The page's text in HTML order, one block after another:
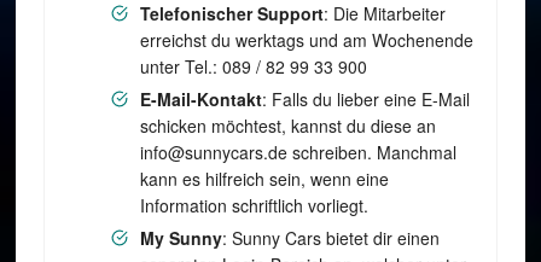
Telefonischer Support: Die Mitarbeiter
erreichst du werktags und am Wochenende
unter Tel.: 089 / 82 99 33 900
E-Mail-Kontakt: Falls du lieber eine E-Mail
schicken möchtest, kannst du diese an
info@sunnycars.de schreiben. Manchmal
kann es hilfreich sein, wenn eine
Information schriftlich vorliegt.
My Sunny: Sunny Cars bietet dir einen